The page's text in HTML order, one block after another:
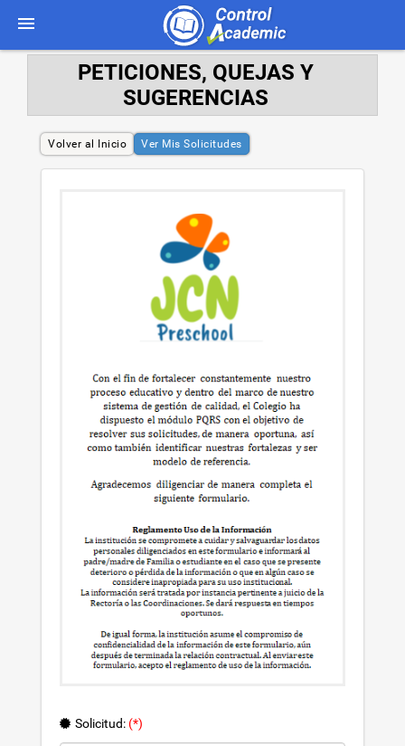
PETICIONES, QUEJAS Y
SUGERENCIAS
Volver al Inicio Ver Mis Solicitudes
Solicitud: (*)